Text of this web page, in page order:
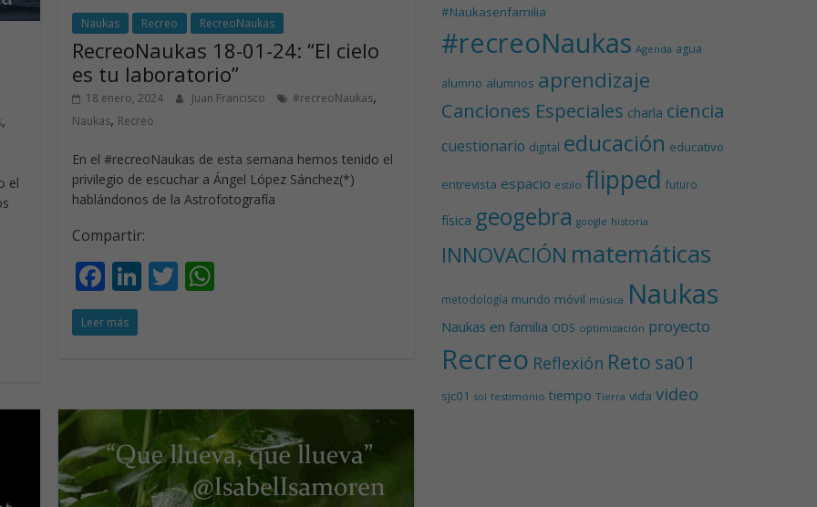
,
el
Naukas Recreo RecreoNaukas
RecreoNaukas 18-01-24: “El cielo
es tu laboratorio”
18 enero, 2024 Juan Francisco #recreoNaukas,
Naukas, Recreo
En el #recreoNaukas de esta semana hemos tenido el
privilegio de escuchar a Ángel López Sánchez(*)
hablándonos de la Astrofotografía
Compartir:
F
ac
e
o
k
Li
n
T
p
p
Leer más
#Naukasenfamilia
#recreoNaukas Agenda agua
alumno alumnos aprendizaje
Canciones Especiales charla ciencia
cuestionario digital educación educativo
entrevista espacio estilo flipped futuro
física geogebra google historia
INNOVACIÓN matemáticas
metodología mundo móvil música Naukas
Naukas en familia ODS optimización proyecto
Recreo Reflexión Reto sa01
sjc01 sol testimonio tiempo Tierra vida video